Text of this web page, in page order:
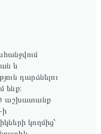
և
դարձնելու
ենք:
աշխատանք
կողմից՝